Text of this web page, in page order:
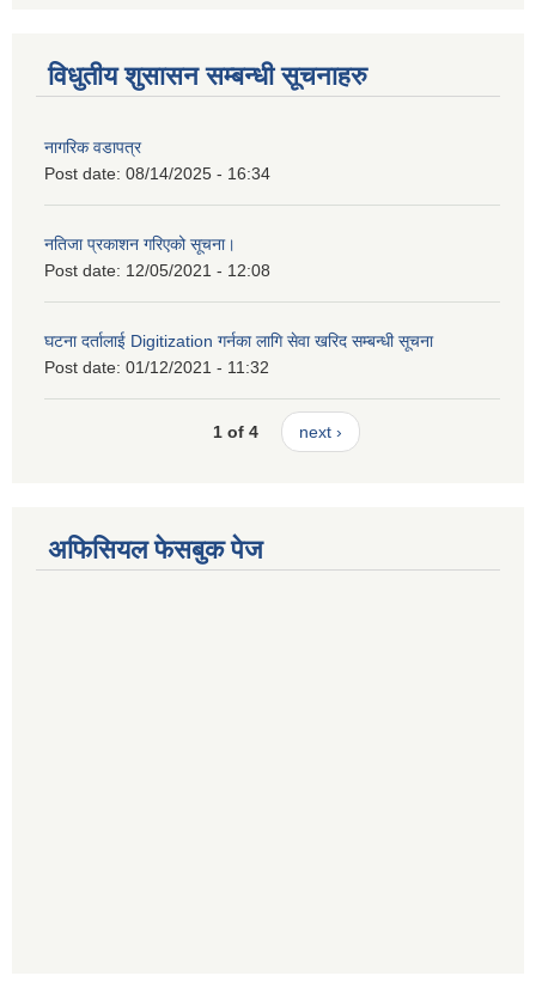
विधुतीय शुसासन सम्बन्धी सूचनाहरु
नागरिक वडापत्र
Post date: 08/14/2025 - 16:34
नतिजा प्रकाशन गरिएको सूचना।
Post date: 12/05/2021 - 12:08
घटना दर्तालाई Digitization गर्नका लागि सेवा खरिद सम्बन्धी सूचना
Post date: 01/12/2021 - 11:32
1 of 4 next ›
अफिसियल फेसबुक पेज